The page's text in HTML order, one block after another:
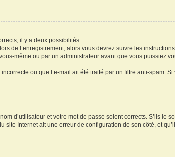
il y a deux possibilités :
de l’enregistrement, alors vous devrez suivre les
même ou par un administrateur avant que vous puissiez
ou que l’e-mail ait été traité par un filtre anti-spam.
d’utilisateur et votre mot de passe soient corrects. S’ils le
Internet ait une erreur de configuration de son côté, et